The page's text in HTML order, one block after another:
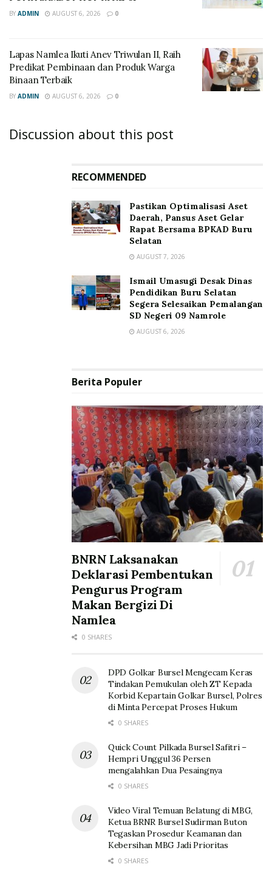
BY ADMIN AUGUST 6, 2026 0
Lapas Namlea Ikuti Anev Triwulan II, Raih
Predikat Pembinaan dan Produk Warga
Binaan Terbaik
BY ADMIN AUGUST 6, 2026 0
Discussion about this post
RECOMMENDED
Pastikan Optimalisasi Aset
Daerah, Pansus Aset Gelar
Rapat Bersama BPKAD Buru
Selatan
AUGUST 7, 2026
Ismail Umasugi Desak Dinas
Pendidikan Buru Selatan
Segera Selesaikan Pemalangan
SD Negeri 09 Namrole
AUGUST 6, 2026
Berita Populer
BNRN Laksanakan
Deklarasi Pembentukan
Pengurus Program
Makan Bergizi Di
Namlea
0 SHARES
DPD Golkar Bursel Mengecam Keras
Tindakan Pemukulan oleh ZT Kepada
Korbid Kepartain Golkar Bursel, Polres
di Minta Percepat Proses Hukum
0 SHARES
Quick Count Pilkada Bursel Safitri –
Hempri Unggul 36 Persen
mengalahkan Dua Pesaingnya
0 SHARES
Video Viral Temuan Belatung di MBG,
Ketua BRNR Bursel Sudirman Buton
Tegaskan Prosedur Keamanan dan
Kebersihan MBG Jadi Prioritas
0 SHARES